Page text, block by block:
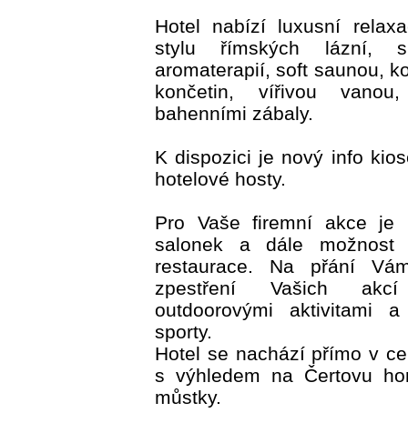
Hotel nabízí luxusní
stylu římských lázní,
aromaterapií, soft saunou,
končetin, vířivou
bahenními zábaly.
K dispozici je nový info
hotelové hosty.
Pro Vaše firemní akce je
salonek a dále možnost
restaurace. Na přání
zpestření Vašich akcí
outdoorovými aktivitami a
sporty.
Hotel se nachází přímo v
s výhledem na Čertovu
můstky.